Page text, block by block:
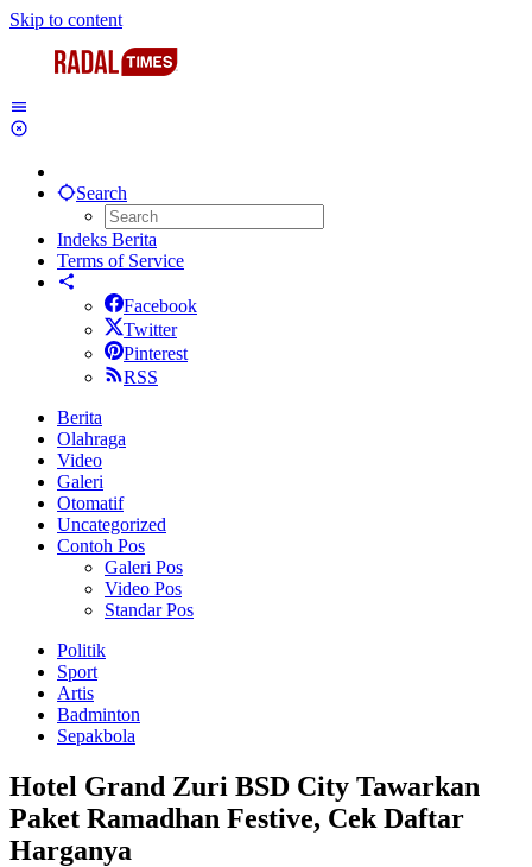
Skip to content
Search
Indeks Berita
Terms of Service
Facebook
Twitter
Pinterest
RSS
Berita
Olahraga
Video
Galeri
Otomatif
Uncategorized
Contoh Pos
Galeri Pos
Video Pos
Standar Pos
Politik
Sport
Artis
Badminton
Sepakbola
Hotel Grand Zuri BSD City Tawarkan
Paket Ramadhan Festive, Cek Daftar
Harganya